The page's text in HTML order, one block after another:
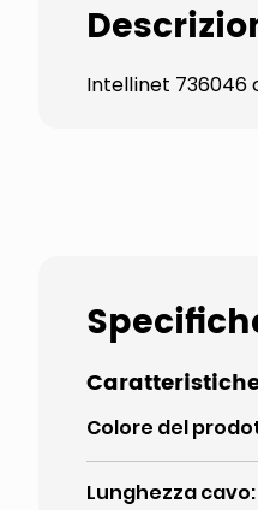
Intellinet 736046
Colore del
Lunghezza cavo: